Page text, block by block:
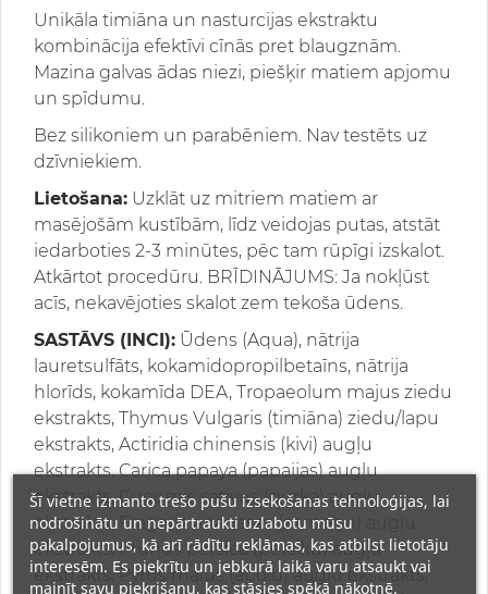
Unikāla timiāna un nasturcijas ekstraktu
kombinācija efektīvi cīnās pret blaugznām.
Mazina galvas ādas niezi, piešķir matiem apjomu
un spīdumu.
Bez silikoniem un parabēniem. Nav testēts uz
dzīvniekiem.
Lietošana: Uzklāt uz mitriem matiem ar
masējošām kustībām, līdz veidojas putas, atstāt
iedarboties 2-3 minūtes, pēc tam rūpīgi izskalot.
Atkārtot procedūru. BRĪDINĀJUMS: Ja nokļūst
acīs, nekavējoties skalot zem tekoša ūdens.
SASTĀVS (INCI): Ūdens (Aqua), nātrija
lauretsulfāts, kokamidopropilbetaīns, nātrija
hlorīds, kokamīda DEA, Tropaeolum majus ziedu
ekstrakts, Thymus Vulgaris (timiāna) ziedu/lapu
ekstrakts, Actiridia chinensis (kivi) augļu
ekstrakts, Carica papaya (papaijas) augļu
ekstrakts, Cucumis sativus (gurķa) augļu
ekstrakts, Fragaria ananassa (zemeņu) augļu
ekstrakts, Prunus persica (persiku) augļu
ekstrakts, Pyrus malus (ābolu) augļu ekstrakts,
Šī vietne izmanto trešo pušu izsekošanas tehnoloģijas, lai
nodrošinātu un nepārtraukti uzlabotu mūsu
pakalpojumus, kā arī rādītu reklāmas, kas atbilst lietotāju
interesēm. Es piekrītu un jebkurā laikā varu atsaukt vai
mainīt savu piekrišanu, kas stāsies spēkā nākotnē.